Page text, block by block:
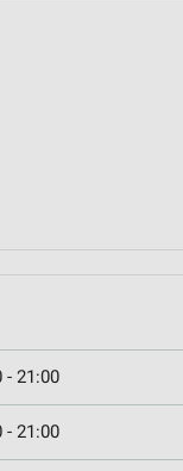
- 21:00
- 21:00